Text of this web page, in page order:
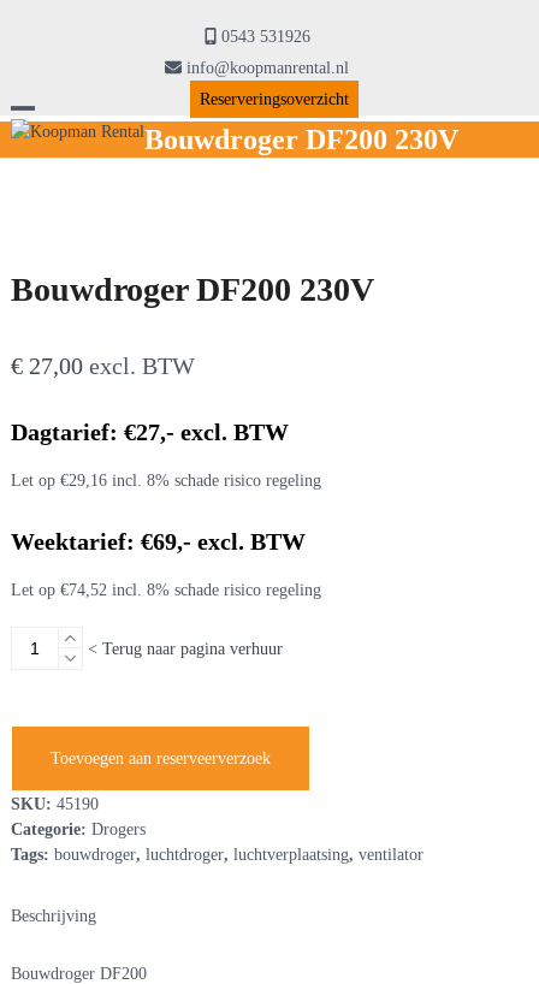
0543 531926
info@koopmanrental.nl
Reserveringsoverzicht
Open
Close
Bouwdroger DF200 230V
Bouwdroger DF200 230V
€27,00excl. BTW
Dagtarief: €27,- excl. BTW
Let op €29,16 incl. 8% schade risico regeling
Weektarief: €69,- excl. BTW
Let op €74,52 incl. 8% schade risico regeling
Bouwdroger
< Terug naar pagina verhuur
Toevoegen aan reserveerverzoek
SKU: 45190
Categorie: Drogers
Tags: bouwdroger, luchtdroger, luchtverplaatsing, ventilator
Beschrijving
Bouwdroger DF200